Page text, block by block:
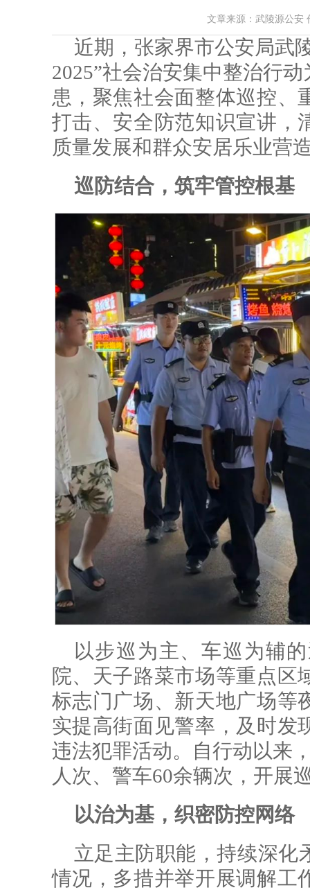
文章来源：武陵源公安
近期，张家界市公安局武
2025”社会治安集中整治行
患，聚焦社会面整体巡控、
打击、安全防范知识宣讲，
质量发展和群众安居乐业营
巡防结合，筑牢管控根基
以步巡为主、车巡为辅
院、天子路菜市场等重点区
标志门广场、新天地广场等
实提高街面见警率，及时发
违法犯罪活动。自行动以来
人次、警车60余辆次，开展
以治为基，织密防控网络
立足主防职能，持续深化
情况，多措并举开展调解工